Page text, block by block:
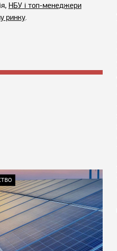
НБУ і топ-менеджери
ринку.